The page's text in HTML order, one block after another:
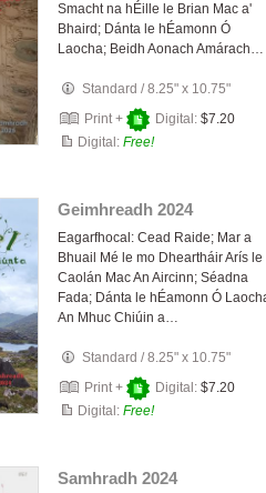
Smacht na hÉille le Brian Mac a'
Bhaird; Dánta le hÉamonn Ó
Laocha; Beidh Aonach Amárach…
Standard /8.25" x 10.75"
Print +
Digital: $7.20
Digital: Free!
Geimhreadh 2024
Eagarfhocal: Cead Raide; Mar a
Bhuail Mé le mo Dheartháir Arís le
Caolán Mac An Aircinn; Séadna
Fada; Dánta le hÉamonn Ó
An Mhuc Chiúin a…
Standard /8.25" x 10.75"
Print +
Digital: $7.20
Digital: Free!
Samhradh 2024